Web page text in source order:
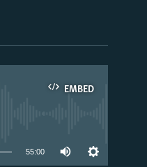
EMBED
55:00